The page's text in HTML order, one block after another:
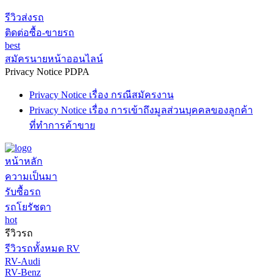
รีวิวส่งรถ
ติดต่อซื้อ-ขายรถ
best
สมัครนายหน้าออนไลน์
Privacy Notice PDPA
Privacy Notice เรื่อง กรณีสมัครงาน
Privacy Notice เรื่อง การเข้าถึงมูลส่วนบุคคลของลูกค้า
ที่ทำการค้าขาย
หน้าหลัก
ความเป็นมา
รับซื้อรถ
รถโยรัชดา
hot
รีวิวรถ
รีวิวรถทั้งหมด RV
RV-Audi
RV-Benz